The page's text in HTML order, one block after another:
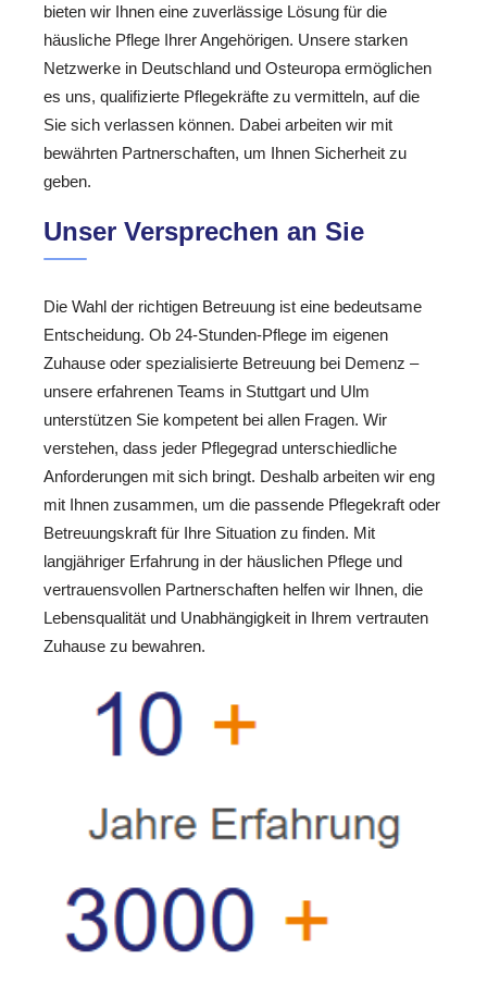
bieten wir Ihnen eine zuverlässige Lösung für die
häusliche Pflege Ihrer Angehörigen. Unsere starken
Netzwerke in Deutschland und Osteuropa ermöglichen
es uns, qualifizierte Pflegekräfte zu vermitteln, auf die
Sie sich verlassen können. Dabei arbeiten wir mit
bewährten Partnerschaften, um Ihnen Sicherheit zu
geben.
Unser Versprechen an Sie
Die Wahl der richtigen Betreuung ist eine bedeutsame
Entscheidung. Ob 24-Stunden-Pflege im eigenen
Zuhause oder spezialisierte Betreuung bei Demenz –
unsere erfahrenen Teams in Stuttgart und Ulm
unterstützen Sie kompetent bei allen Fragen. Wir
verstehen, dass jeder Pflegegrad unterschiedliche
Anforderungen mit sich bringt. Deshalb arbeiten wir eng
mit Ihnen zusammen, um die passende Pflegekraft oder
Betreuungskraft für Ihre Situation zu finden. Mit
langjähriger Erfahrung in der häuslichen Pflege und
vertrauensvollen Partnerschaften helfen wir Ihnen, die
Lebensqualität und Unabhängigkeit in Ihrem vertrauten
Zuhause zu bewahren.